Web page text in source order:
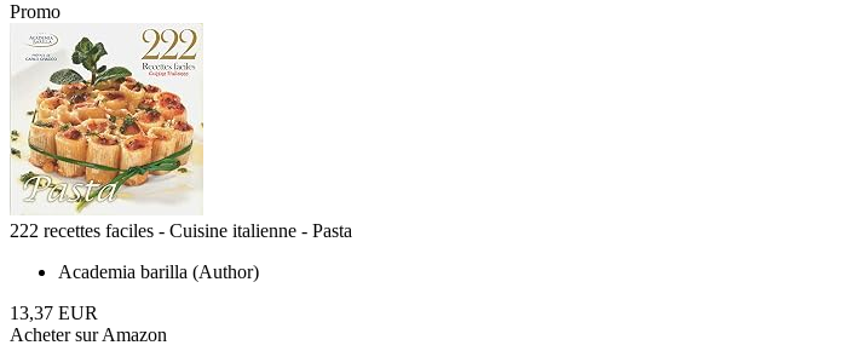
Promo
222 recettes faciles - Cuisine italienne - Pasta
Academia barilla (Author)
13,37 EUR
Acheter sur Amazon